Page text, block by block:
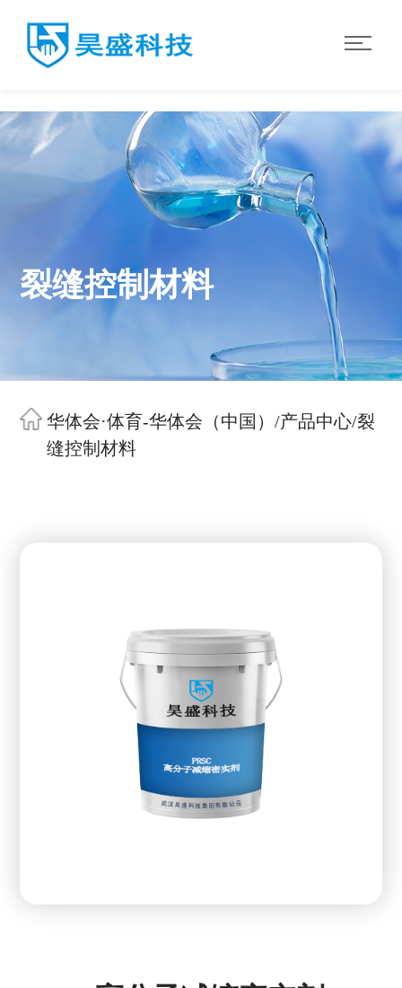
裂缝控制材料
华体会·体育-华体会（中国）/产品中心/裂
缝控制材料